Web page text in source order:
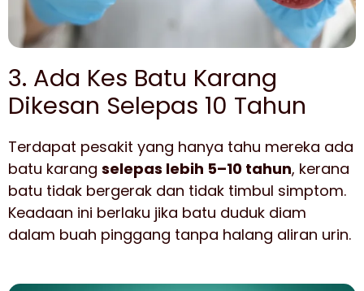
3. Ada Kes Batu Karang
Dikesan Selepas 10 Tahun
Terdapat pesakit yang hanya tahu mereka ada
batu karang selepas lebih 5–10 tahun, kerana
batu tidak bergerak dan tidak timbul simptom.
Keadaan ini berlaku jika batu duduk diam
dalam buah pinggang tanpa halang aliran urin.